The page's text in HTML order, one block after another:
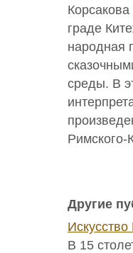
граде
народная
среды. В
Римского-
Другие
В 15